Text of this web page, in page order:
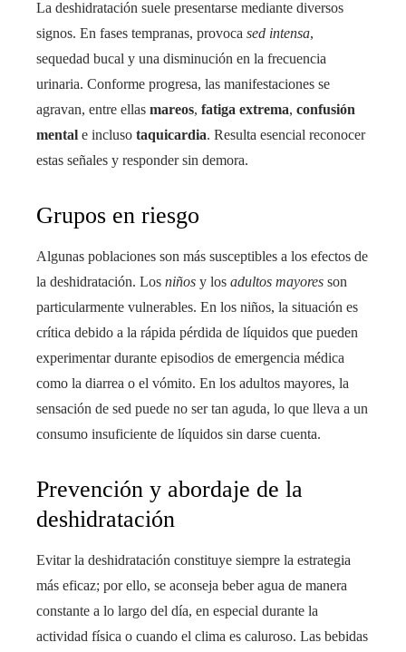
La deshidratación suele presentarse mediante diversos
signos. En fases tempranas, provoca sed intensa,
sequedad bucal y una disminución en la frecuencia
urinaria. Conforme progresa, las manifestaciones se
agravan, entre ellas mareos, fatiga extrema, confusión
mental e incluso taquicardia. Resulta esencial reconocer
estas señales y responder sin demora.
Grupos en riesgo
Algunas poblaciones son más susceptibles a los efectos de
la deshidratación. Los niños y los adultos mayores son
particularmente vulnerables. En los niños, la situación es
crítica debido a la rápida pérdida de líquidos que pueden
experimentar durante episodios de emergencia médica
como la diarrea o el vómito. En los adultos mayores, la
sensación de sed puede no ser tan aguda, lo que lleva a un
consumo insuficiente de líquidos sin darse cuenta.
Prevención y abordaje de la
deshidratación
Evitar la deshidratación constituye siempre la estrategia
más eficaz; por ello, se aconseja beber agua de manera
constante a lo largo del día, en especial durante la
actividad física o cuando el clima es caluroso. Las bebidas